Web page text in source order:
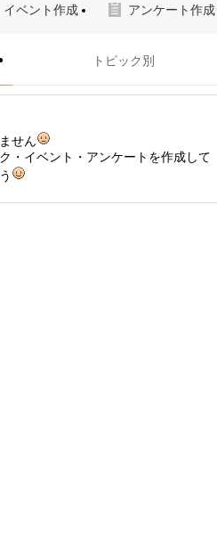
イベント作成 アンケート作成
トピック別
せん
・イベント・アンケートを作成して